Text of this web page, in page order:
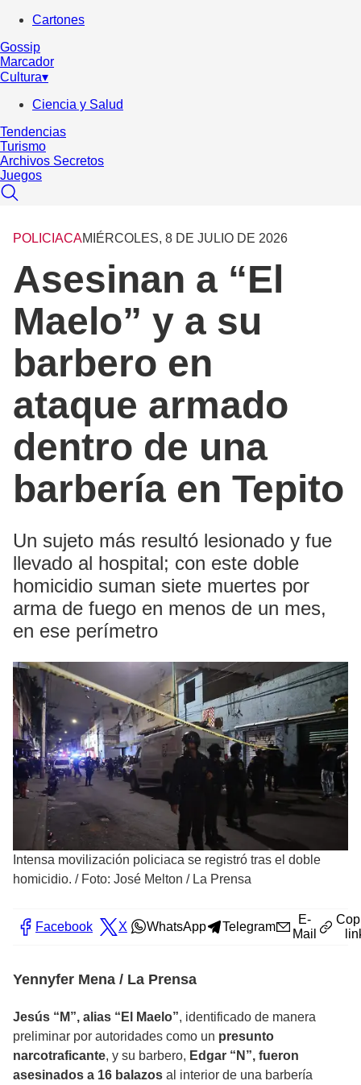
Cartones
Gossip
Marcador
Cultura▾
Ciencia y Salud
Tendencias
Turismo
Archivos Secretos
Juegos
POLICIACAMIÉRCOLES, 8 DE JULIO DE 2026
Asesinan a “El
Maelo” y a su
barbero en
ataque armado
dentro de una
barbería en Tepito
Un sujeto más resultó lesionado y fue
llevado al hospital; con este doble
homicidio suman siete muertes por
arma de fuego en menos de un mes,
en ese perímetro
Intensa movilización policiaca se registró tras el doble
homicidio. / Foto: José Melton / La Prensa
Facebook X WhatsApp Telegram
E-
Mail
Yennyfer Mena / La Prensa
Jesús “M”, alias “El Maelo”, identificado de manera
preliminar por autoridades como un presunto
narcotraficante, y su barbero, Edgar “N”, fueron
asesinados a 16 balazos al interior de una barbería